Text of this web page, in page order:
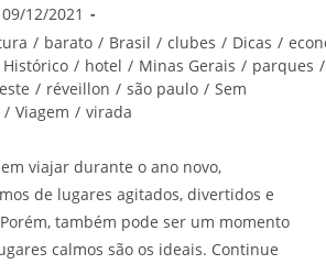
09/12/2021
/ barato / Brasil / clubes / Dicas /
Histórico / hotel / Minas Gerais / parques /
/ réveillon / são paulo / Sem
/ Viagem / virada
viajar durante o ano novo,
de lugares agitados, divertidos e
também pode ser um momento
calmos são os ideais. Continue